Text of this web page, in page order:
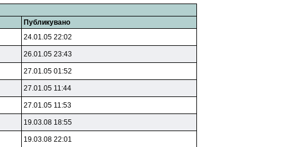
Публикувано
24.01.05 22:02
26.01.05 23:43
27.01.05 01:52
27.01.05 11:44
27.01.05 11:53
19.03.08 18:55
19.03.08 22:01